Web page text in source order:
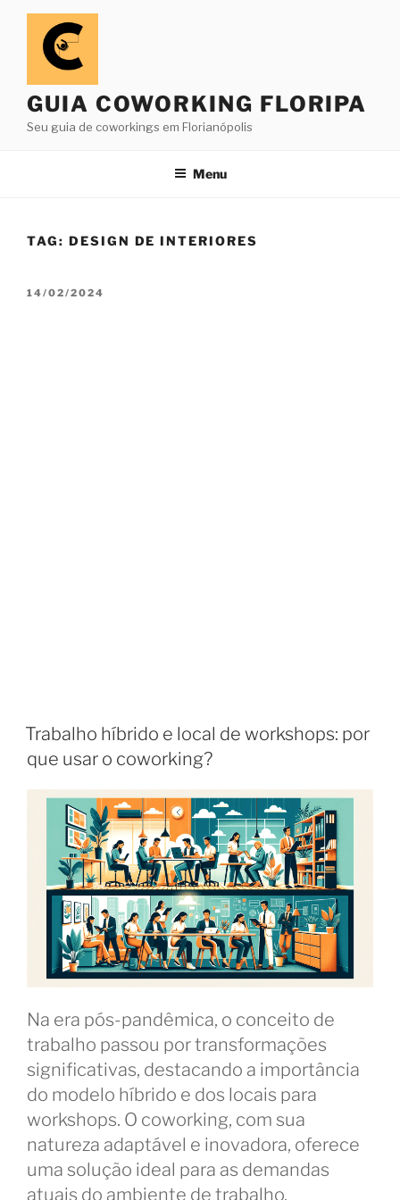
Pular
conteúdo
GUIA COWORKING FLORIPA
Seu guia de coworkings em Florianópolis
Menu
TAG: DESIGN DE INTERIORES
PUBLICADO
14/02/2024
Trabalho híbrido e local de workshops: por
que usar o coworking?
Na era pós-pandêmica, o conceito de
trabalho passou por transformações
significativas, destacando a importância
do modelo híbrido e dos locais para
workshops. O coworking, com sua
natureza adaptável e inovadora, oferece
uma solução ideal para as demandas
atuais do ambiente de trabalho.